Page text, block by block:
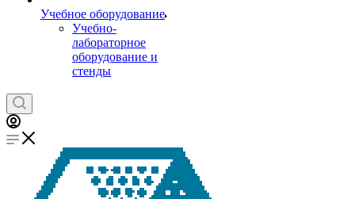
Учебное оборудование
Учебно-
лабораторное
оборудование и
стенды